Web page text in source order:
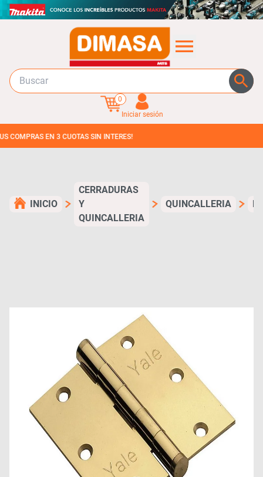
0
Iniciar sesión
EN 3 CUOTAS SIN INTERES!
INICIO
CERRADURAS
Y
QUINCALLERIA
QUINCALLERIA